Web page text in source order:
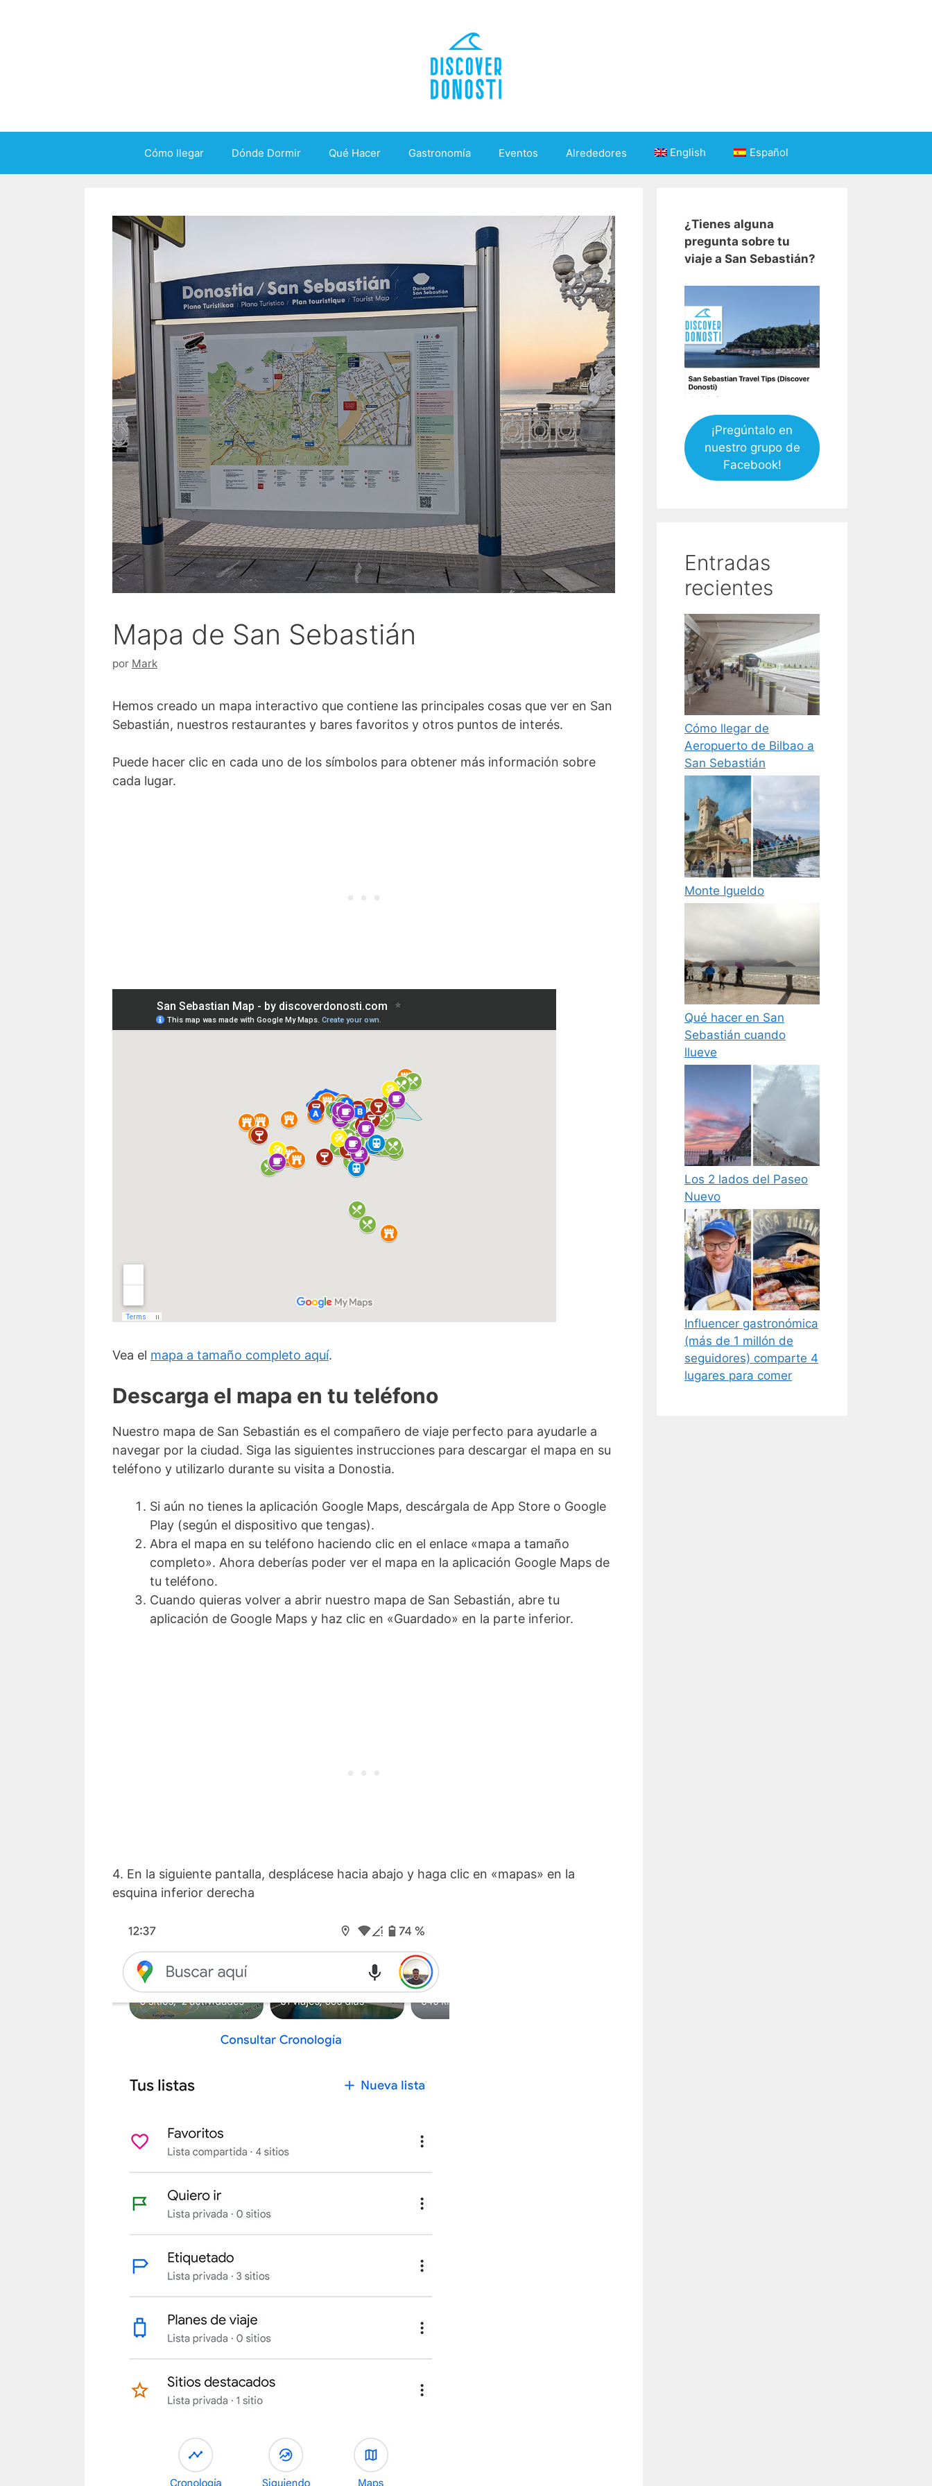
Cómo llegar Dónde Dormir Qué Hacer Gastronomía Eventos Alrededores English Español
Mapa de San Sebastián
por Mark
Hemos creado un mapa interactivo que contiene las principales cosas que ver en San
Sebastián, nuestros restaurantes y bares favoritos y otros puntos de interés.
Puede hacer clic en cada uno de los símbolos para obtener más información sobre
cada lugar.
Vea el mapa a tamaño completo aquí.
Descarga el mapa en tu teléfono
Nuestro mapa de San Sebastián es el compañero de viaje perfecto para ayudarle a
navegar por la ciudad. Siga las siguientes instrucciones para descargar el mapa en su
teléfono y utilizarlo durante su visita a Donostia.
Si aún no tienes la aplicación Google Maps, descárgala de App Store o Google
Play (según el dispositivo que tengas).
Abra el mapa en su teléfono haciendo clic en el enlace «mapa a tamaño
completo». Ahora deberías poder ver el mapa en la aplicación Google Maps de
tu teléfono.
Cuando quieras volver a abrir nuestro mapa de San Sebastián, abre tu
aplicación de Google Maps y haz clic en «Guardado» en la parte inferior.
4. En la siguiente pantalla, desplácese hacia abajo y haga clic en «mapas» en la
esquina inferior derecha
¿Tienes alguna
pregunta sobre tu
viaje a San Sebastián?
¡Pregúntalo en
nuestro grupo de
Facebook!
Entradas
recientes
Cómo llegar de
Aeropuerto de Bilbao a
San Sebastián
Monte Igueldo
Qué hacer en San
Sebastián cuando
llueve
Los 2 lados del Paseo
Nuevo
Influencer gastronómica
(más de 1 millón de
seguidores) comparte 4
lugares para comer